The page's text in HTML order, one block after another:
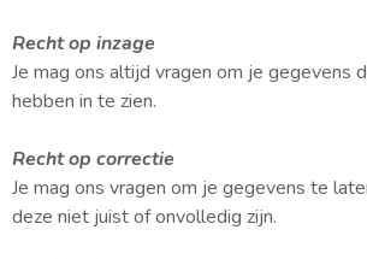
Recht op inzage
Je mag ons altijd vragen om je gegevens
hebben in te zien.
Recht op correctie
Je mag ons vragen om je gegevens te
deze niet juist of onvolledig zijn.